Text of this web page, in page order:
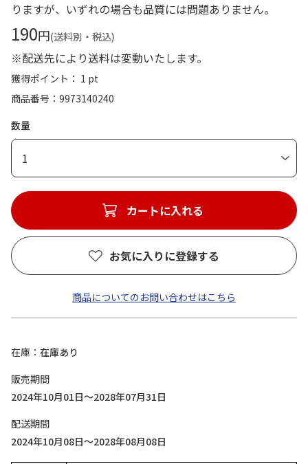
りますが、いずれの場合も品質には問題ありません。
190円(送料別・税込)
※配送先により送料は変動いたします。
獲得ポイント： 1 pt
商品番号
9973140240
数量
1
カートに入れる
お気に入りに登録する
商品についてのお問い合わせはこちら
在庫
在庫あり
販売期間
2024年10月01日～2028年07月31日
配送期間
2024年10月08日～2028年08月08日